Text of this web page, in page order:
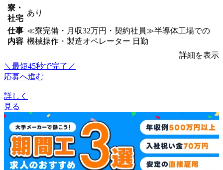
寮・
社宅
あり
仕事
内容
≪寮完備・月収32万円・契約社員≫半導体工場での
機械操作・製造オペレーター 日勤
詳細を表示
＼最短45秒で完了／
応募へ進む
詳しく
見る